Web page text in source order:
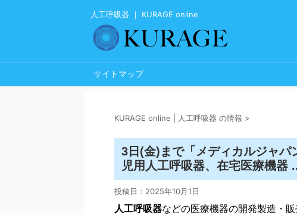
人工呼吸器 ｜ KURAGE online
サイトマップ
KURAGE online | 人工呼吸器 の情報 >
3日(金)まで「メディカルジャ
児用 人工呼吸器、在宅医療機器
投稿日： 2025年10月1日
人工呼吸器などの医療機器の開発製造・